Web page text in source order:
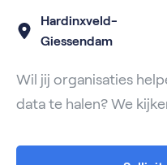
Hardinxveld-
Giessendam
Wil jij organisaties
data te halen? We